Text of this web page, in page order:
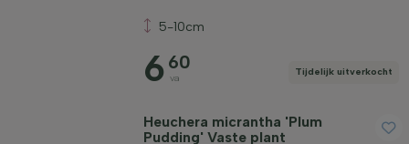
5-10cm
6 60
va
Tijdelijk uitverkocht
Heuchera micrantha 'Plum
Pudding' Vaste plant